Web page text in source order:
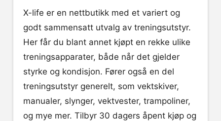
X-life er en nettbutikk med et variert og
godt sammensatt utvalg av treningsutstyr.
Her får du blant annet kjøpt en rekke ulike
treningsapparater, både når det gjelder
styrke og kondisjon. Fører også en del
treningsutstyr generelt, som vektskiver,
manualer, slynger, vektvester, trampoliner,
og mye mer. Tilbyr 30 dagers åpent kjøp og